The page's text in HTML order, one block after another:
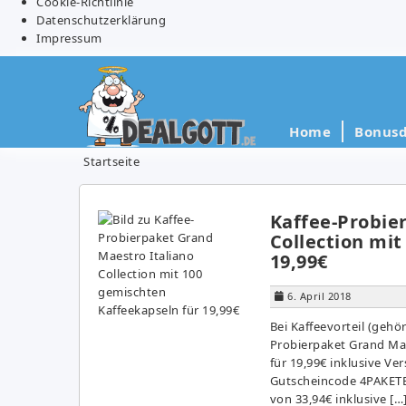
Datenschutzerklärung
Impressum
Home
Startseite
Kaffee-
Collection
19,99€
6. April 2018
Bei Kaffeevorteil
Probierpaket Grand
für 19,99€ inklusive
Gutscheincode
von 33,94€ inklusive